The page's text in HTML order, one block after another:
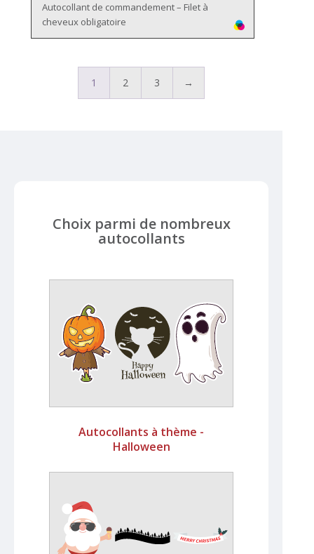
Autocollant de commandement – Filet à
cheveux obligatoire
1 2 3 →
Choix parmi de nombreux
autocollants
Autocollants à thème -
Halloween